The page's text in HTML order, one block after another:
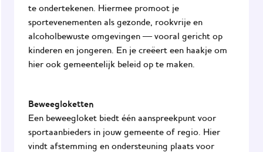
te ondertekenen. Hiermee promoot je
sportevenementen als gezonde, rookvrije en
alcoholbewuste omgevingen — vooral gericht op
kinderen en jongeren. En je creëert een haakje om
hier ook gemeentelijk beleid op te maken.
Beweegloketten
Een beweegloket biedt één aanspreekpunt voor
sportaanbieders in jouw gemeente of regio. Hier
vindt afstemming en ondersteuning plaats voor